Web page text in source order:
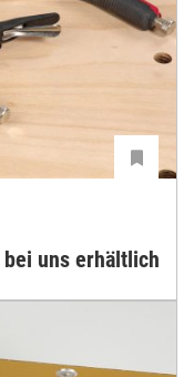
bei uns erhältlich